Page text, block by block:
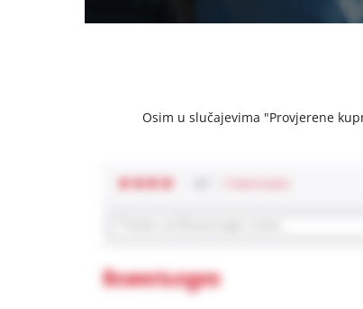
Osim u slučajevima "Provjerene